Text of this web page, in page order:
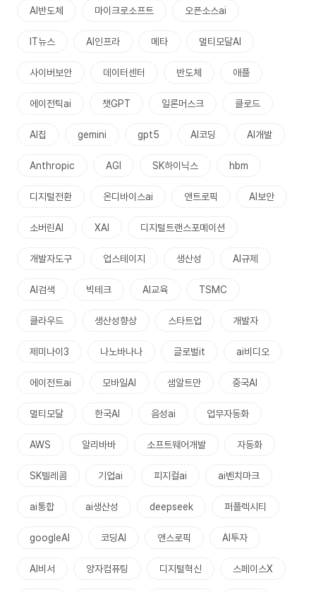
AI반도체 마이크로소프트 오픈소스ai
IT뉴스 AI인프라 메타 멀티모달AI
사이버보안 데이터센터 반도체 애플
에이전틱ai 챗GPT 일론머스크 클로드
AI칩 gemini gpt5 AI코딩 AI개발
Anthropic AGI SK하이닉스 hbm
디지털전환 온디바이스ai 앤트로픽 AI보안
소버린AI XAI 디지털트랜스포메이션
개발자도구 업스테이지 생산성 AI규제
AI검색 빅테크 AI교육 TSMC
클라우드 생산성향상 스타트업 개발자
제미나이3 나노바나나 글로벌it ai비디오
에이전트ai 모바일AI 샘알트만 중국AI
멀티모달 한국AI 음성ai 업무자동화
AWS 알리바바 소프트웨어개발 자동화
SK텔레콤 기업ai 피지컬ai ai벤치마크
ai통합 ai생산성 deepseek 퍼플렉시티
googleAI 코딩AI 앤스로픽 AI투자
AI비서 양자컴퓨팅 디지털혁신 스페이스X